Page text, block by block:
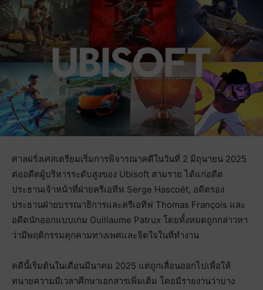
ศาลฝรั่งเศสเตรียมเริ่มการพิจารณาคดีในวันที่ 2 มิถุนายน 2025
ต่ออดีตผู้บริหารระดับสูงของ Ubisoft สามราย ได้แก่อดีต
ประธานเจ้าหน้าที่ฝ่ายครีเอทีฟ Serge Hascoët, อดีตรอง
ประธานฝ่ายบรรณาธิการและครีเอทีฟ Thomas François และ
อดีตนักออกแบบเกม Guillaume Patrux โดยทั้งหมดถูกกล่าวหา
ว่ามีพฤติกรรมคุกคามทางเพศและจิตใจในที่ทำงาน
คดีนี้เริ่มต้นในเดือนมีนาคม 2025 แต่ถูกเลื่อนออกไปเพื่อให้
ทนายความมีเวลาศึกษาเอกสารเพิ่มเติม โดยมีรายงานว่าบาง